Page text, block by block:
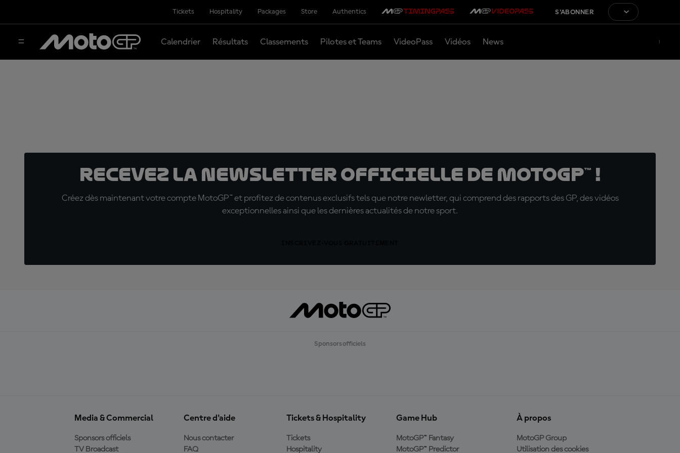
Tickets Hospitality Packages Store Authentics S'ABONNER
Calendrier Résultats Classements Pilotes et Teams VideoPass Vidéos News
Recevez la Newsletter officielle de MotoGP™ !
Créez dès maintenant votre compte MotoGP™ et profitez de contenus exclusifs tels que notre newletter, qui comprend des rapports des GP, des vidéos
exceptionnelles ainsi que les dernières actualités de notre sport.
Sponsors officiels
Media & Commercial
Sponsors officiels
TV Broadcast
Centre d'aide
Nous contacter
FAQ
Tickets & Hospitality
Tickets
Hospitality
Game Hub
MotoGP™ Fantasy
MotoGP™ Predictor
À propos
MotoGP Group
Utilisation des cookies